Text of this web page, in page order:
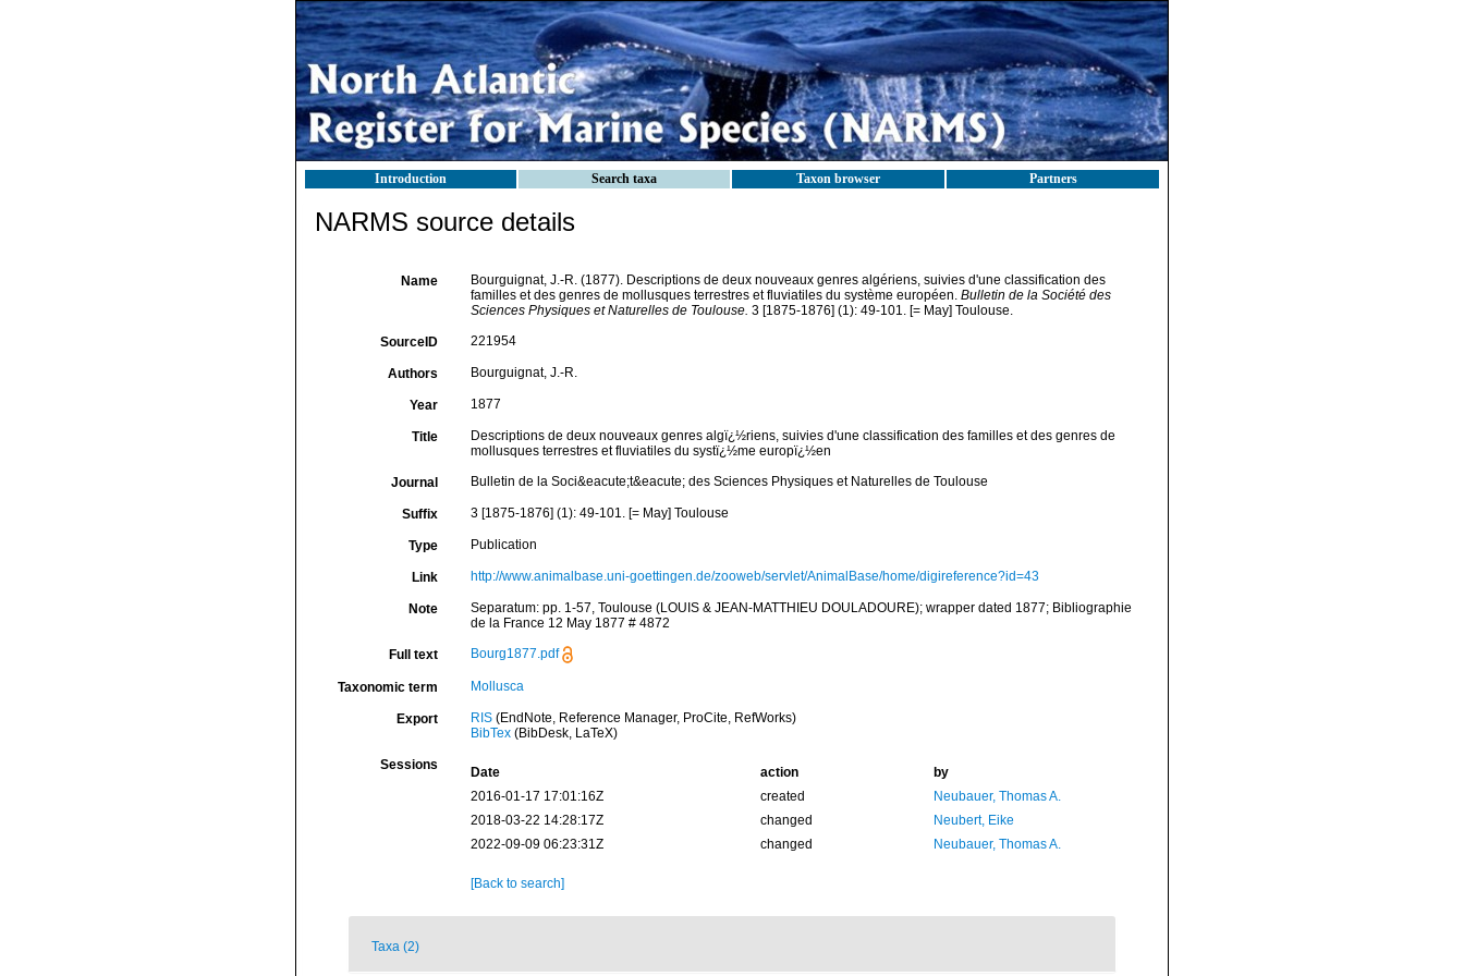
Introduction Search taxa Taxon browser Partners
NARMS source details
Name
Bourguignat, J.-R. (1877). Descriptions de deux nouveaux genres algériens, suivies d'une classification des
familles et des genres de mollusques terrestres et fluviatiles du système européen. Bulletin de la Société des
Sciences Physiques et Naturelles de Toulouse. 3 [1875-1876] (1): 49-101. [= May] Toulouse.
SourceID 221954
Authors Bourguignat, J.-R.
Year 1877
Title
Descriptions de deux nouveaux genres algï¿½riens, suivies d'une classification des familles et des genres de
mollusques terrestres et fluviatiles du systï¿½me europï¿½en
Journal Bulletin de la Soci&eacute;t&eacute; des Sciences Physiques et Naturelles de Toulouse
Suffix 3 [1875-1876] (1): 49-101. [= May] Toulouse
Type Publication
Link http://www.animalbase.uni-goettingen.de/zooweb/servlet/AnimalBase/home/digireference?id=43
Note
Separatum: pp. 1-57, Toulouse (LOUIS & JEAN-MATTHIEU DOULADOURE); wrapper dated 1877; Bibliographie
de la France 12 May 1877 # 4872
Full text Bourg1877.pdf
Taxonomic term Mollusca
Export RIS(EndNote, Reference Manager, ProCite, RefWorks)
BibTex(BibDesk, LaTeX)
Sessions Date action
by
2016-01-17 17:01:16Z
created
Neubauer, Thomas A.
2018-03-22 14:28:17Z
changed
Neubert, Eike
2022-09-09 06:23:31Z
changed Neubauer, Thomas A.
[Back to search]
Taxa (2)